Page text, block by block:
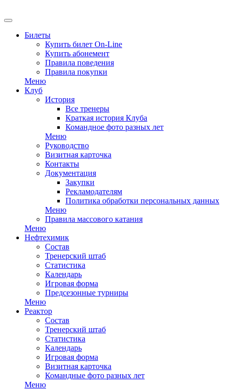
Билеты
Купить билет On-Line
Купить абонемент
Правила поведения
Правила покупки
Меню
Клуб
История
Все тренеры
Краткая история Клуба
Командное фото разных лет
Меню
Руководство
Визитная карточка
Контакты
Документация
Закупки
Рекламодателям
Политика обработки персональных данных
Меню
Правила массового катания
Меню
Нефтехимик
Состав
Тренерский штаб
Статистика
Календарь
Игровая форма
Предсезонные турниры
Меню
Реактор
Состав
Тренерский штаб
Статистика
Календарь
Игровая форма
Визитная карточка
Командные фото разных лет
Меню